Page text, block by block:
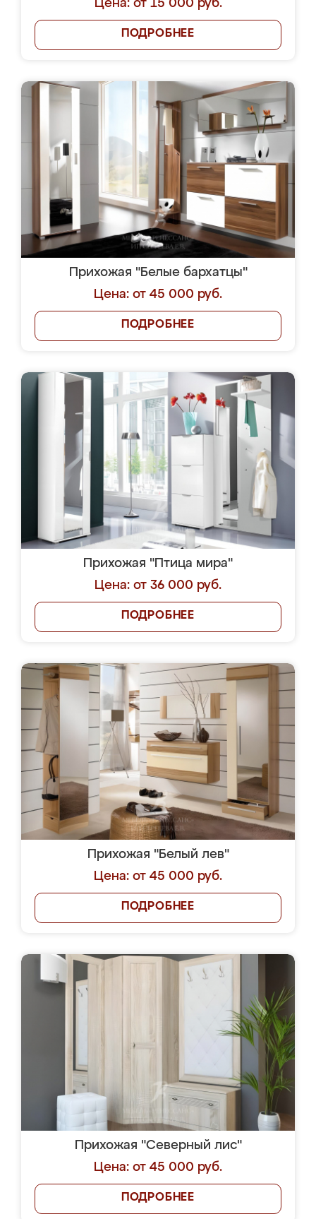
Цена: от 15 000 руб.
ПОДРОБНЕЕ
Прихожая "Белые бархатцы"
Цена: от 45 000 руб.
ПОДРОБНЕЕ
Прихожая "Птица мира"
Цена: от 36 000 руб.
ПОДРОБНЕЕ
Прихожая "Белый лев"
Цена: от 45 000 руб.
ПОДРОБНЕЕ
Прихожая "Северный лис"
Цена: от 45 000 руб.
ПОДРОБНЕЕ